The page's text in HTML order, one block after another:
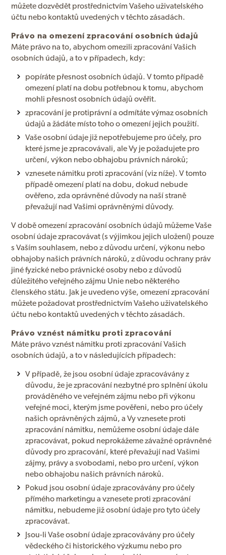
můžete dozvědět prostřednictvím Vašeho uživatelského
účtu nebo kontaktů uvedených v těchto zásadách.
Právo na omezení zpracování osobních údajů
Máte právo na to, abychom omezili zpracování Vašich
osobních údajů, a to v případech, kdy:
popíráte přesnost osobních údajů. V tomto případě
omezení platí na dobu potřebnou k tomu, abychom
mohli přesnost osobních údajů ověřit.
zpracování je protiprávní a odmítáte výmaz osobních
údajů a žádáte místo toho o omezení jejich použití.
Vaše osobní údaje již nepotřebujeme pro účely, pro
které jsme je zpracovávali, ale Vy je požadujete pro
určení, výkon nebo obhajobu právních nároků;
vznesete námitku proti zpracování (viz níže). V tomto
případě omezení platí na dobu, dokud nebude
ověřeno, zda oprávněné důvody na naší straně
převažují nad Vašimi oprávněnými důvody.
V době omezení zpracování osobních údajů můžeme Vaše
osobní údaje zpracovávat (s výjimkou jejich uložení) pouze
s Vaším souhlasem, nebo z důvodu určení, výkonu nebo
obhajoby našich právních nároků, z důvodu ochrany práv
jiné fyzické nebo právnické osoby nebo z důvodů
důležitého veřejného zájmu Unie nebo některého
členského státu. Jak je uvedeno výše, omezení zpracování
můžete požadovat prostřednictvím Vašeho uživatelského
účtu nebo kontaktů uvedených v těchto zásadách.
Právo vznést námitku proti zpracování
Máte právo vznést námitku proti zpracování Vašich
osobních údajů, a to v následujících případech:
V případě, že jsou osobní údaje zpracovávány z
důvodu, že je zpracování nezbytné pro splnění úkolu
prováděného ve veřejném zájmu nebo při výkonu
veřejné moci, kterým jsme pověřeni, nebo pro účely
našich oprávněných zájmů, a Vy vznesete proti
zpracování námitku, nemůžeme osobní údaje dále
zpracovávat, pokud neprokážeme závažné oprávněné
důvody pro zpracování, které převažují nad Vašimi
zájmy, právy a svobodami, nebo pro určení, výkon
nebo obhajobu našich právních nároků.
Pokud jsou osobní údaje zpracovávány pro účely
přímého marketingu a vznesete proti zpracování
námitku, nebudeme již osobní údaje pro tyto účely
zpracovávat.
Jsou-li Vaše osobní údaje zpracovávány pro účely
vědeckého či historického výzkumu nebo pro